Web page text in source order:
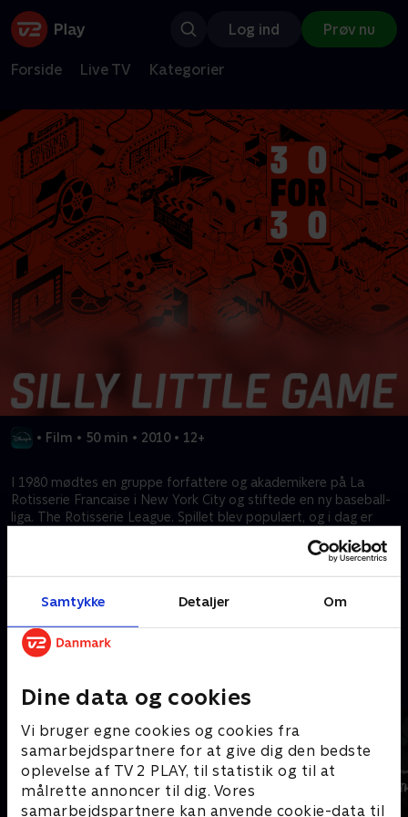
Samtykke Detaljer Om
Dine data og cookies
Vi bruger egne cookies og cookies fra
samarbejdspartnere for at give dig den bedste
oplevelse af TV 2 PLAY, til statistik og til at
målrette annoncer til dig. Vores
samarbejdspartnere kan anvende cookie-data til
Log ind Prøv nu
Forside Live TV Kategorier
• Film • 50 min • 2010 • 12+
I 1980 mødtes en gruppe forfattere og akademikere på La
Rotisserie Francaise i New York City og stiftede en ny baseball-
liga. The Rotisserie League. Spillet blev populært, og i dag er
spillets ophav og stiftere, der aldrig forudså, hvordan deres
Kræver tilkøb
Mere indhold fra Disney+